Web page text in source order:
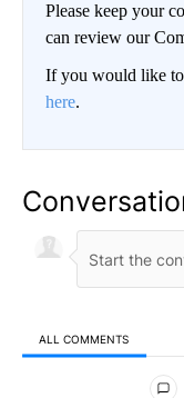
Please keep your
can review our
If you would like to
here.
ALL COMMENTS
All Comments